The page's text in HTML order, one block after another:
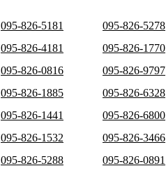
095-826-5181 095-826-5278
095-826-4181
095-826-1770
095-826-0816
095-826-9797
095-826-1885
095-826-6328
095-826-1441
095-826-6800
095-826-1532
095-826-3466
095-826-5288
095-826-0891